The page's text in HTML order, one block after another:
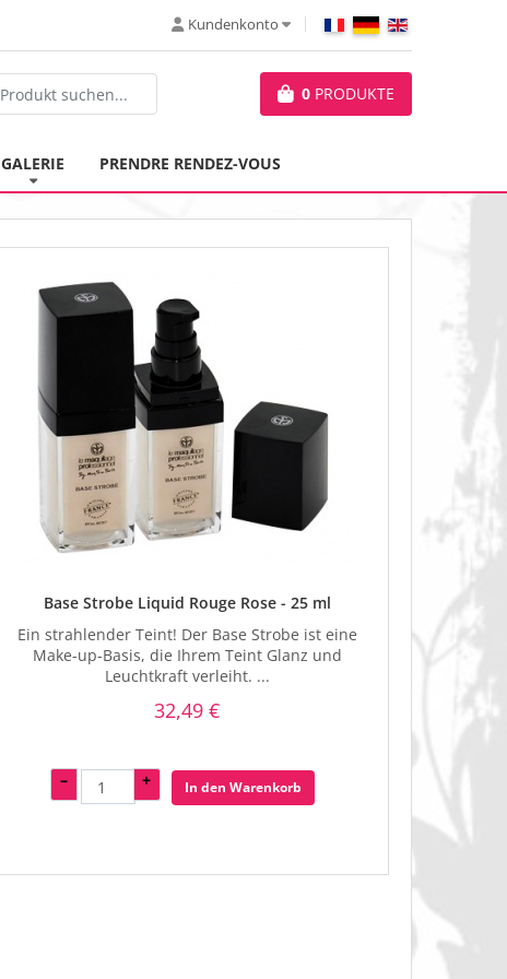
Kundenkonto
0 PRODUKTE
GALERIE PRENDRE RENDEZ-VOUS
Base Strobe Liquid Rouge Rose - 25 ml
Ein strahlender Teint! Der Base Strobe ist eine
Make-up-Basis, die Ihrem Teint Glanz und
Leuchtkraft verleiht. ...
32,49 €
– + In den Warenkorb